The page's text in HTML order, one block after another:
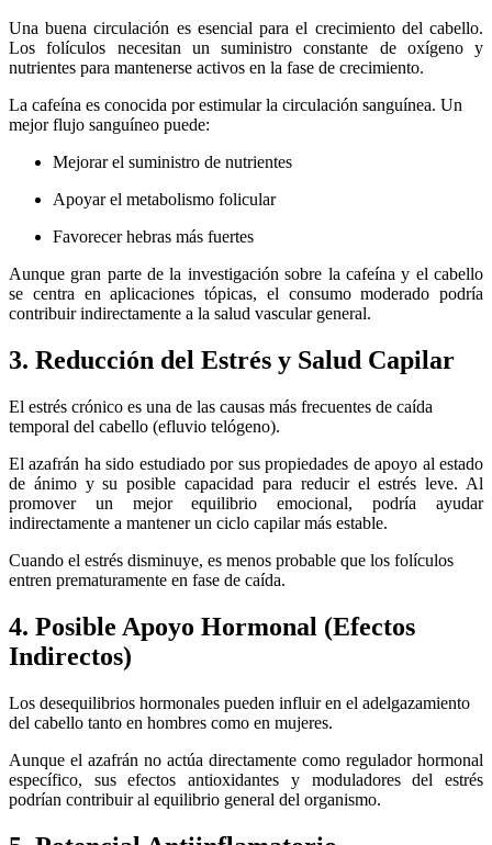
Una buena circulación es esencial para el crecimiento del cabello.
Los folículos necesitan un suministro constante de oxígeno y
nutrientes para mantenerse activos en la fase de crecimiento.
La cafeína es conocida por estimular la circulación sanguínea. Un
mejor flujo sanguíneo puede:
Mejorar el suministro de nutrientes
Apoyar el metabolismo folicular
Favorecer hebras más fuertes
Aunque gran parte de la investigación sobre la cafeína y el cabello
se centra en aplicaciones tópicas, el consumo moderado podría
contribuir indirectamente a la salud vascular general.
3. Reducción del Estrés y Salud Capilar
El estrés crónico es una de las causas más frecuentes de caída
temporal del cabello (efluvio telógeno).
El azafrán ha sido estudiado por sus propiedades de apoyo al estado
de ánimo y su posible capacidad para reducir el estrés leve. Al
promover un mejor equilibrio emocional, podría ayudar
indirectamente a mantener un ciclo capilar más estable.
Cuando el estrés disminuye, es menos probable que los folículos
entren prematuramente en fase de caída.
4. Posible Apoyo Hormonal (Efectos
Indirectos)
Los desequilibrios hormonales pueden influir en el adelgazamiento
del cabello tanto en hombres como en mujeres.
Aunque el azafrán no actúa directamente como regulador hormonal
específico, sus efectos antioxidantes y moduladores del estrés
podrían contribuir al equilibrio general del organismo.